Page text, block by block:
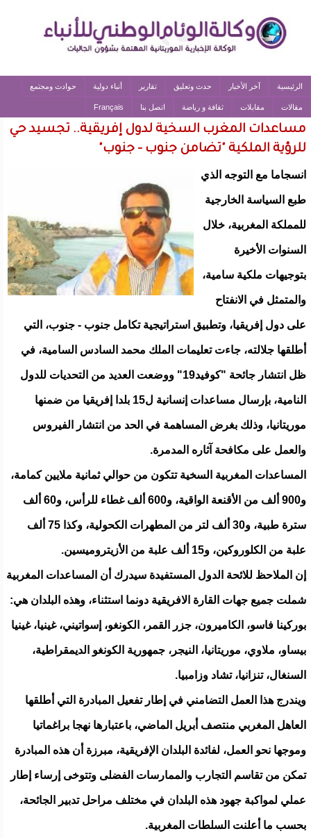
الرئيسية آخر الأخبار حدث وتعليق تقارير أنباء دولية حوادث ومجتمع
مقالات مقابلات ثقافة و رياضة اتصل بنا Français
مساعدات المغرب السخية لدول إفريقية.. تجسيد حي
للرؤية الملكية "تضامن جنوب - جنوب"
انسجاما مع التوجه الذي
طبع السياسة الخارجية
للمملكة المغربية، خلال
السنوات الأخيرة
بتوجيهات ملكية سامية،
والمتمثل في الانفتاح
على دول إفريقيا، وتطبيق استراتيجية تكامل جنوب - جنوب، التي
أطلقها جلالته، جاءت تعليمات الملك محمد السادس السامية، في
ظل انتشار جائحة "كوفيد19" ووضعت العديد من التحديات للدول
النامية، بإرسال مساعدات إنسانية ل15 بلدا إفريقيا من ضمنها
موريتانيا، وذلك بغرض المساهمة في الحد من انتشار الفيروس
والعمل على مكافحة آثاره المدمرة.
المساعدات المغربية السخية تتكون من حوالي ثمانية ملايين كمامة،
و900 ألف من الأقنعة الواقية، و600 ألف غطاء للرأس، و60 ألف
سترة طبية، و30 ألف لتر من المطهرات الكحولية، وكذا 75 ألف
علبة من الكلوروكين، و15 ألف علبة من الأزيتروميسين.
إن الملاحظ للائحة الدول المستفيدة سيدرك أن المساعدات المغربية
شملت جميع جهات القارة الافريقية دونما استثناء، وهذه البلدان هي:
بوركينا فاسو، الكاميرون، جزر القمر، الكونغو، إسواتيني، غينيا، غينيا
بيساو، ملاوي، موريتانيا، النيجر، جمهورية الكونغو الديمقراطية،
السنغال، تنزانيا، تشاد وزامبيا.
ويندرج هذا العمل التضامني في إطار تفعيل المبادرة التي أطلقها
العاهل المغربي منتصف أبريل الماضي، باعتبارها نهجا براغماتيا
وموجها نحو العمل، لفائدة البلدان الإفريقية، مبرزة أن هذه المبادرة
تمكن من تقاسم التجارب والممارسات الفضلى وتتوخى إرساء إطار
عملي لمواكبة جهود هذه البلدان في مختلف مراحل تدبير الجائحة،
بحسب ما أعلنت السلطات المغربية.